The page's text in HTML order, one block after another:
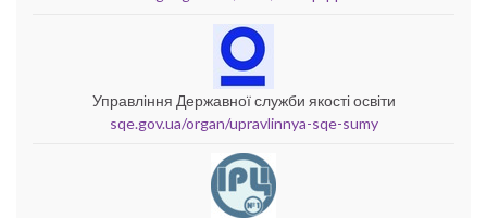
Управління Державної служби якості освіти
sqe.gov.ua/organ/upravlinnya-sqe-sumy